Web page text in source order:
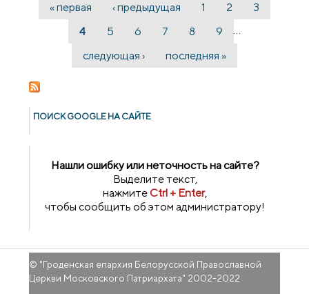
Страницы
« первая ‹ предыдущая 1 2
3
4
5 6 7 8 9
…
следующая ›
последняя »
ПОИСК GOОGLE НА САЙТЕ
Нашли ошибку или неточность на сайте?
Выделите текст,
нажмитеCtrl + Enter,
чтобы сообщить об этом администратору!
© "Гроденская епархия Белорусской Православной
Церкви Московского Патриархата" 2002-2022